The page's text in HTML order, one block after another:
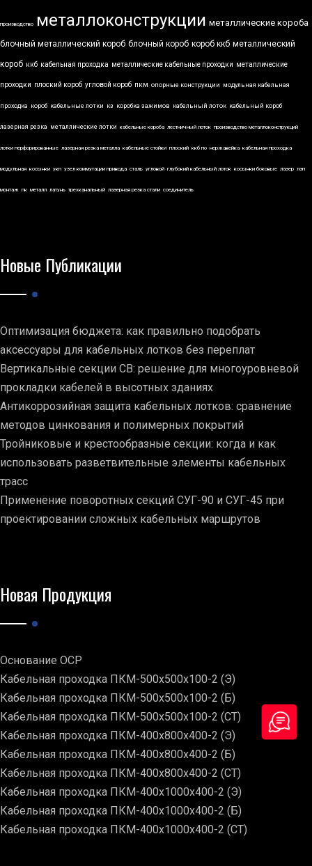
производство металлоконструкции металлические короба
блочный металлический короб блочный короб короб ккб металлический
короб ккб кабельная проходка металлические кабельные проходки металлические
проходки плоский короб угловой короб пкм опорные конструкции модульная кабельная
проходка короб кабельные лотки кз коробка зажимов кабельный лоток кабельный короб
лазерная резка металлические лотки кабельные короба лестничный лоток производство металлоконструкций
лотки перфорированные лазерная резка металла кабельные стойки плоский ккб по нержавейка кабельная проходка
модульная косынки укп узел коммутации привода сталь угловой глубокий кабельный лоток косынки боковые лазер лэп
монтаж пк металл латунь трехканальный лазерная резка стали соединитель
Новые Публикации
Оптимизация бюджета: как правильно подобрать
аксессуары для кабельных лотков без переплат
Вертикальные секции СВ: решение для многоуровневой
прокладки кабелей в высотных зданиях
Антикоррозийная защита кабельных лотков: сравнение
методов цинкования и полимерных покрытий
Тройниковые и крестообразные секции: когда и как
использовать разветвительные элементы кабельных
трасс
Применение поворотных секций СУГ-90 и СУГ-45 при
проектировании сложных кабельных маршрутов
Новая Продукция
Основание ОСР
Кабельная проходка ПКМ-500х500х100-2 (Э)
Кабельная проходка ПКМ-500х500х100-2 (Б)
Кабельная проходка ПКМ-500х500х100-2 (СТ)
Кабельная проходка ПКМ-400х800х400-2 (Э)
Кабельная проходка ПКМ-400х800х400-2 (Б)
Кабельная проходка ПКМ-400х800х400-2 (СТ)
Кабельная проходка ПКМ-400х1000х400-2 (Э)
Кабельная проходка ПКМ-400х1000х400-2 (Б)
Кабельная проходка ПКМ-400х1000х400-2 (СТ)